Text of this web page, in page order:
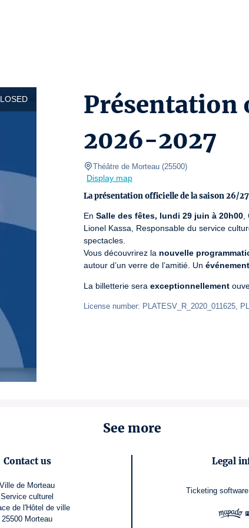
Présentation
2026-2027
Théâtre de Morteau (25500)
Display map
La présentation officielle de la saison 26/
En Salle des fêtes, lundi 29 juin à 20h00
Lionel Kassa, Responsable du service
spectacles.
Vous découvrirez la nouvelle
autour d’un verre de l’amitié. Un
La billetterie sera exceptionnellement
License number: PLATESV_R_2020_011625,
See more
Contact us
Ville de Morteau
Service culturel
de l'Hôtel de ville
25500 Morteau
Legal
Ticketing software